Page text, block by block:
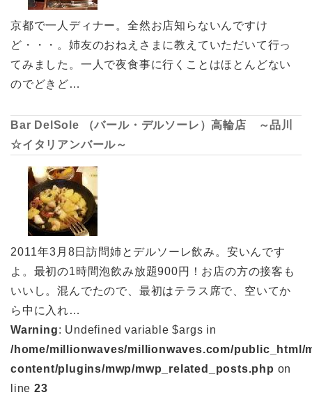
京都で一人ディナー。全然お店知らないんですけ
ど・・・。姉友のおねえさまに教えていただいて行っ
てみました。一人で夜食事に行くことはほとんどない
のでどきど…
Bar DelSole （バール・デルソーレ）高輪店 ～品川
☆イタリアンバール～
2011年3月8日訪問姉とデルソーレ飲み。安いんです
よ。最初の1時間泡飲み放題900円！お店の方の接客も
いいし。混んでたので、最初はテラス席で、空いてか
ら中に入れ…
Warning: Undefined variable $args in
/home/millionwaves/millionwaves.com/public_html/
content/plugins/mwp/mwp_related_posts.php on
line 23